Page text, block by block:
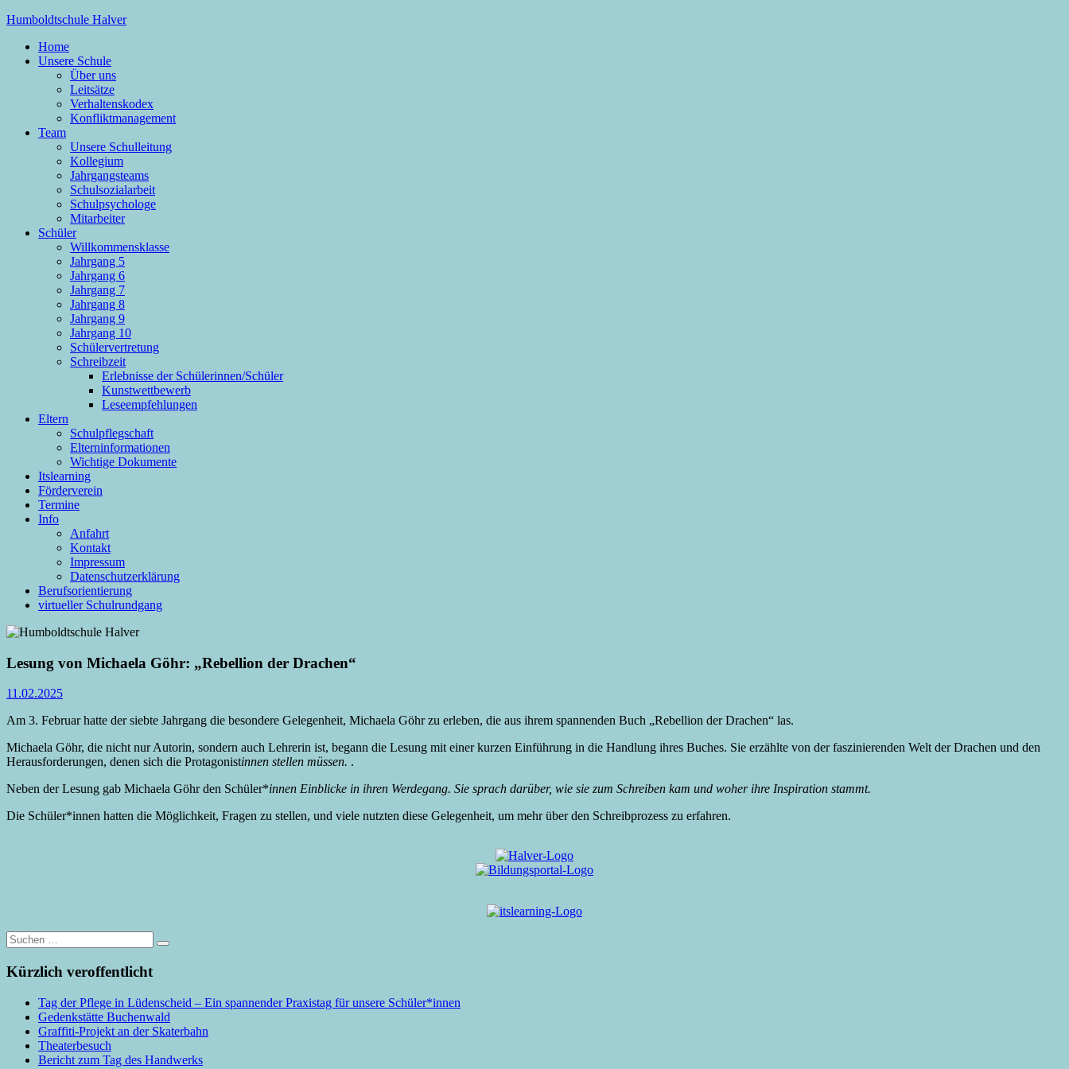
Zum
springen
Humboldtschule Halver
Sekundarschule der Stadt Halver
Home
Unsere Schule
Über uns
Leitsätze
Verhaltenskodex
Konfliktmanagement
Team
Unsere Schulleitung
Kollegium
Jahrgangsteams
Schulsozialarbeit
Schulpsychologe
Mitarbeiter
Schüler
Willkommensklasse
Jahrgang 5
Jahrgang 6
Jahrgang 7
Jahrgang 8
Jahrgang 9
Jahrgang 10
Schülervertretung
Schreibzeit
Erlebnisse der Schülerinnen/Schüler
Kunstwettbewerb
Leseempfehlungen
Eltern
Schulpflegschaft
Elterninformationen
Wichtige Dokumente
Itslearning
Förderverein
Termine
Info
Anfahrt
Kontakt
Impressum
Datenschutzerklärung
Berufsorientierung
virtueller Schulrundgang
Lesung von Michaela Göhr: „Rebellion der Drachen“
11.02.2025
Am 3. Februar hatte der siebte Jahrgang die besondere Gelegenheit, Michaela Göhr zu erleben, die aus ihrem spannenden Buch „Rebellion der Drachen“ las.
Michaela Göhr, die nicht nur Autorin, sondern auch Lehrerin ist, begann die Lesung mit einer kurzen Einführung in die Handlung ihres Buches. Sie erzählte von der faszinierenden Welt der Drachen und den
Herausforderungen, denen sich die Protagonistinnen stellen müssen. .
Neben der Lesung gab Michaela Göhr den Schüler*innen Einblicke in ihren Werdegang. Sie sprach darüber, wie sie zum Schreiben kam und woher ihre Inspiration stammt.
Die Schüler*innen hatten die Möglichkeit, Fragen zu stellen, und viele nutzten diese Gelegenheit, um mehr über den Schreibprozess zu erfahren.
Suche
nach:
Kürzlich veroffentlicht
Tag der Pflege in Lüdenscheid – Ein spannender Praxistag für unsere Schüler*innen
Gedenkstätte Buchenwald
Graffiti-Projekt an der Skaterbahn
Theaterbesuch
Bericht zum Tag des Handwerks